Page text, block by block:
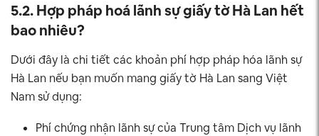
5.2. Hợp pháp hoá lãnh sự giấy tờ Hà Lan hết
bao nhiêu?
Dưới đây là chi tiết các khoản phí hợp pháp hóa lãnh sự
Hà Lan nếu bạn muốn mang giấy tờ Hà Lan sang Việt
Nam sử dụng:
Phí chứng nhận lãnh sự của Trung tâm Dịch vụ lãnh